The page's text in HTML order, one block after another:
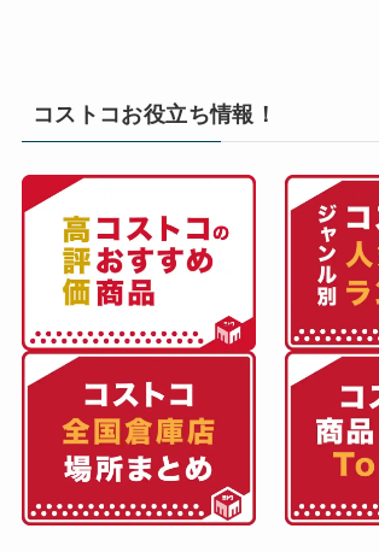
コストコお役立ち情報！